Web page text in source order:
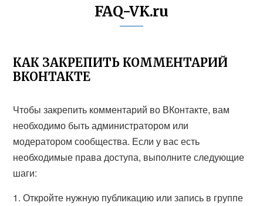
FAQ-VK.ru
КАК ЗАКРЕПИТЬ КОММЕНТАРИЙ
ВКОНТАКТЕ
Чтобы закрепить комментарий во ВКонтакте, вам
необходимо быть администратором или
модератором сообщества. Если у вас есть
необходимые права доступа, выполните следующие
шаги:
1. Откройте нужную публикацию или запись в группе